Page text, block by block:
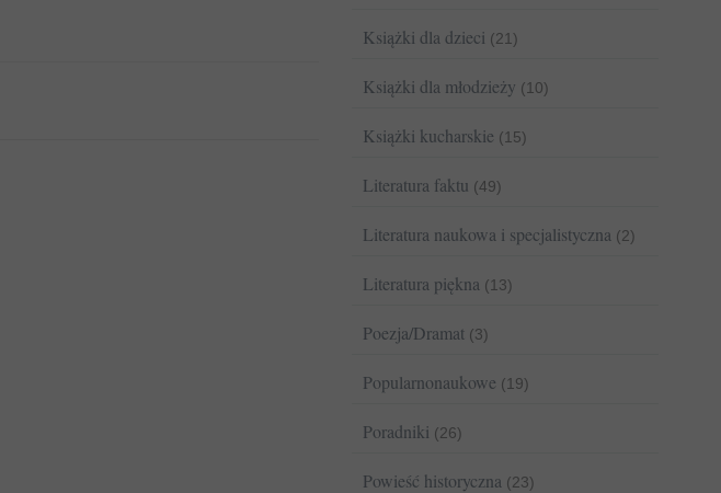
Książki dla dzieci (21)
Książki dla młodzieży (10)
Książki kucharskie (15)
Literatura faktu (49)
Literatura naukowa i specjalistyczna (2)
Literatura piękna (13)
Poezja/Dramat (3)
Popularnonaukowe (19)
Poradniki (26)
Powieść historyczna (23)